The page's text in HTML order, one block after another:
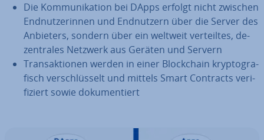
Die Kom­mu­ni­ka­ti­on bei DApps erfolgt nicht zwischen
End­nut­ze­rin­nen und End­nut­zern über die Server des
Anbieters, sondern über ein weltweit ver­teil­tes, de­
zen­tra­les Netzwerk aus Geräten und Servern
Trans­ak­tio­nen werden in einer Block­chain kryp­to­gra­
fisch ver­schlüs­selt und mittels Smart Contracts ve­ri­
fi­ziert sowie do­ku­men­tiert